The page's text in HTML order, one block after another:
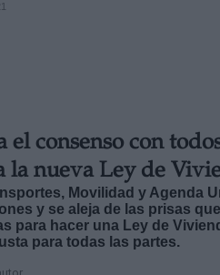
el consenso con
la nueva Ley de
Movilidad y Agenda
y se aleja de las prisas
para hacer una Ley de
para todas las partes.